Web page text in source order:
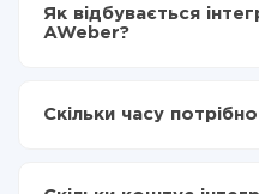
Як відбувається
AWeber?
Вибираєте які дані
Тепер дані будуть
Скільки часу